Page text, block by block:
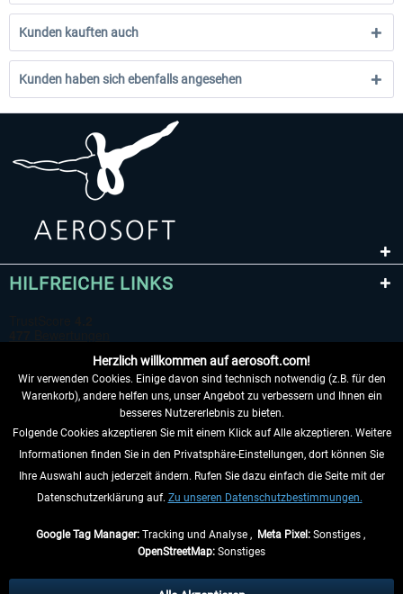
Kunden kauften auch
Kunden haben sich ebenfalls angesehen
HILFREICHE LINKS
VERTRAG WIDERRUFEN
INFORMATIONEN
Herzlich willkommen auf aerosoft.com!
Wir verwenden Cookies. Einige davon sind technisch notwendig (z.B. für den
Warenkorb), andere helfen uns, unser Angebot zu verbessern und Ihnen ein
besseres Nutzererlebnis zu bieten.
Folgende Cookies akzeptieren Sie mit einem Klick auf Alle akzeptieren. Weitere
Informationen finden Sie in den Privatsphäre-Einstellungen, dort können Sie
Ihre Auswahl auch jederzeit ändern. Rufen Sie dazu einfach die Seite mit der
Datenschutzerklärung auf. Zu unseren Datenschutzbestimmungen.
Google Tag Manager:Tracking und Analyse , Meta Pixel:Sonstiges ,
OpenStreetMap: Sonstiges